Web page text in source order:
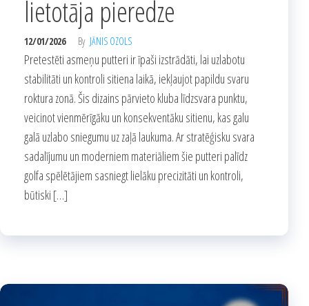
lietotāja pieredze
12/01/2026 By JĀNIS OZOLS
Pretestēti asmeņu putteri ir īpaši izstrādāti, lai uzlabotu
stabilitāti un kontroli sitiena laikā, iekļaujot papildu svaru
roktura zonā. Šis dizains pārvieto kluba līdzsvara punktu,
veicinot vienmērīgāku un konsekventāku sitienu, kas galu
galā uzlabo sniegumu uz zaļā laukuma. Ar stratēģisku svara
sadalījumu un moderniem materiāliem šie putteri palīdz
golfa spēlētājiem sasniegt lielāku precizitāti un kontroli,
būtiski […]